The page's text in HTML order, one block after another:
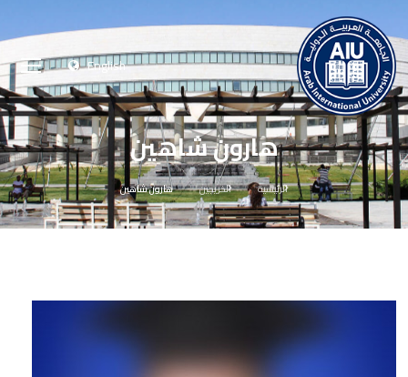
English
هارون شاهين
الرئيسية الخريجين هارون شاهين